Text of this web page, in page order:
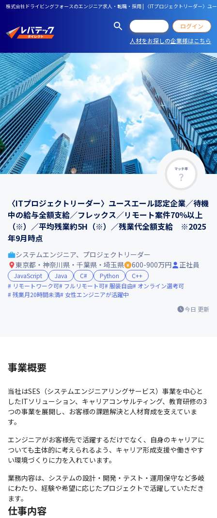
株式会社ドライビングフォースのエンジニア求人・転職・採用 | 〈ITプロジェクトリーダー
ログイン
人材をお探しの企業様はこちら
マッチ率
〈ITプロジェクトリーダー〉ユースエール認定企業／待機
中の給与全額支給／フレックス／リモート案件70％以上
（※）／平均残業約5H（※）／残業代全額支給 ※2025
年9月時点
今日 更新
システムエンジニア、プロジェクトリーダー
東京都・神奈川県・千葉県・埼玉県
600-900万円 正社員
JavaScript Java C# Python
C++
リモートワーク可
フルリモート可 服装自由
オンライン選考可
残業月20時間未満
女性エンジニアが活躍中
事業概要
当社はSES（システムエンジニアリングサービス）事業を中心と
したITソリューション、キャリアコンサルティング、教育研修の3
つの事業を展開し、お客様の課題解決と人材育成を支えていま
す。
エンジニアがお客様先で活躍するだけでなく、自身のキャリアに
ついても主体的に考えられるよう、キャリア形成支援や働きやす
い環境づくりに力を入れています。
業務内容は、システムの設計・開発・テスト・運用保守など多岐
にわたり、経験や希望に応じたプロジェクトで活躍していただき
ます。
仕事内容